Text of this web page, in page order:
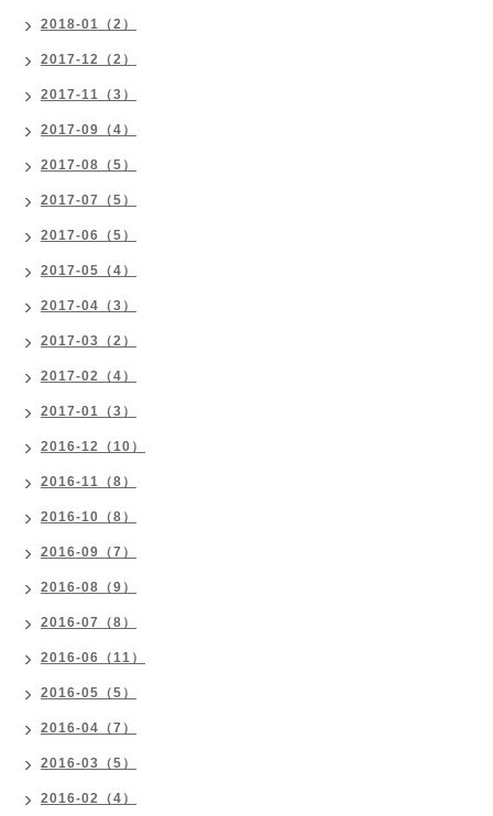
2018-01（2）
2017-12（2）
2017-11（3）
2017-09（4）
2017-08（5）
2017-07（5）
2017-06（5）
2017-05（4）
2017-04（3）
2017-03（2）
2017-02（4）
2017-01（3）
2016-12（10）
2016-11（8）
2016-10（8）
2016-09（7）
2016-08（9）
2016-07（8）
2016-06（11）
2016-05（5）
2016-04（7）
2016-03（5）
2016-02（4）